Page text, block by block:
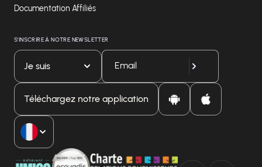
Documentation Affiliés
S'INSCRIRE À NOTRE NEWSLETTER
Je suis
Téléchargez notre application